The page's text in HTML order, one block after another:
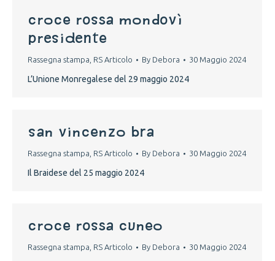
croce rossa mondovì
presidente
Rassegna stampa RS Articolo By Debora 30 Maggio 2024
L’Unione Monregalese del 29 maggio 2024
san vincenzo bra
Rassegna stampa RS Articolo By Debora 30 Maggio 2024
Il Braidese del 25 maggio 2024
croce rossa cuneo
Rassegna stampa RS Articolo By Debora 30 Maggio 2024